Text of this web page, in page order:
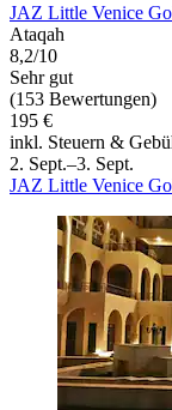
JAZ Little Venice
Ataqah
8,2/10
Sehr gut
(153 Bewertungen)
195 €
inkl. Steuern &
2. Sept.–3. Sept.
JAZ Little Venice